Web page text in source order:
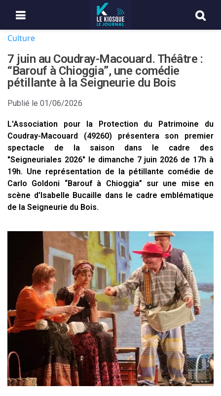
Culture
7 juin au Coudray-Macouard. Théâtre :
“Barouf à Chioggia”, une comédie
pétillante à la Seigneurie du Bois
Publié le 01/06/2026
L'Association pour la Protection du Patrimoine du
Coudray-Macouard (49260) présentera son premier
spectacle de la saison dans le cadre des
"Seigneuriales 2026" le dimanche 7 juin 2026 de 17h à
19h. Une représentation de la pétillante comédie de
Carlo Goldoni “Barouf à Chioggia” sur une mise en
scène d’Isabelle Bucaille dans le cadre emblématique
de la Seigneurie du Bois.